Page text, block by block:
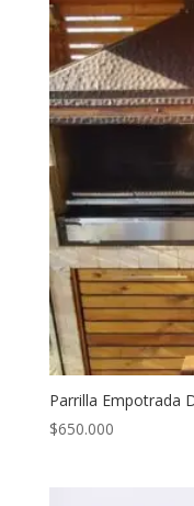
Parrilla Empotrada
$650.000